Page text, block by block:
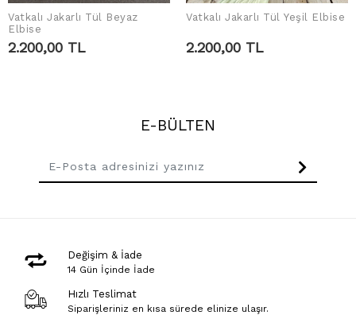
SEPETE EKLE
Vatkalı Jakarlı Tül Beyaz
Elbise
2.200,00 TL
SEPETE EKLE
Vatkalı Jakarlı Tül Yeşil Elbise
2.200,00 TL
E-BÜLTEN
Değişim & İade
14 Gün İçinde İade
Hızlı Teslimat
Siparişleriniz en kısa sürede elinize ulaşır.